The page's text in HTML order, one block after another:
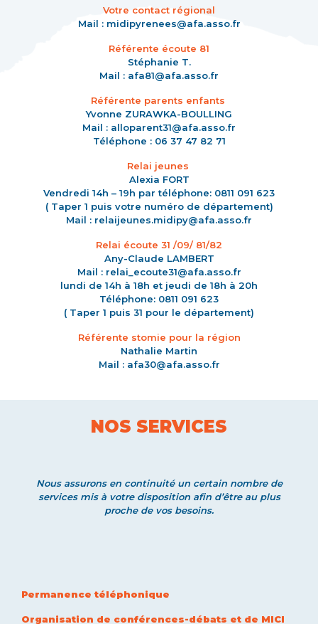
Votre contact régional
Mail : midipyrenees@afa.asso.fr
Référente écoute 81
Stéphanie T.
Mail : afa81@afa.asso.fr
Référente parents enfants
Yvonne ZURAWKA-BOULLING
Mail : alloparent31@afa.asso.fr
Téléphone : 06 37 47 82 71
Relai jeunes
Alexia FORT
Vendredi 14h – 19h par téléphone: 0811 091 623
( Taper 1 puis votre numéro de département)
Mail : relaijeunes.midipy@afa.asso.fr
Relai écoute 31 /09/ 81/82
Any-Claude LAMBERT
Mail : relai_ecoute31@afa.asso.fr
lundi de 14h à 18h et jeudi de 18h à 20h
Téléphone: 0811 091 623
( Taper 1 puis 31 pour le département)
Référente stomie pour la région
Nathalie Martin
Mail : afa30@afa.asso.fr
NOS SERVICES
Nous assurons en continuité un certain nombre de
services mis à votre disposition afin d’être au plus
proche de vos besoins.
Permanence téléphonique
Organisation de conférences-débats et de MICI